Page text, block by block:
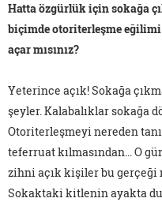
Hatta özgürlük için sokağa
biçimde otoriterleşme eğilimi
açar mısınız?
Yeterince açık! Sokağa
şeyler. Kalabalıklar sokağa
Otoriterleşmeyi nereden
teferruat kılmasından... O
zihni açık kişiler bu
Sokaktaki kitlenin ayakta